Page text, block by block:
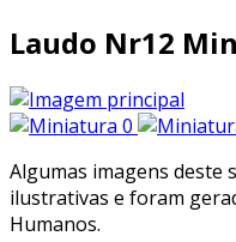
Laudo Nr12
Algumas imagens deste
ilustrativas e foram
Humanos.